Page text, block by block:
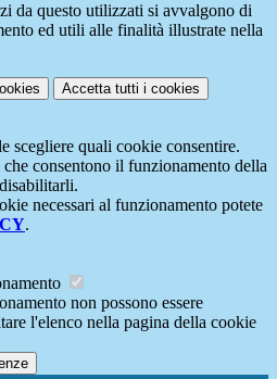
da questo utilizzati si avvalgono di
ed utili alle finalità illustrate nella
Accetta tutti i cookies
scegliere quali cookie consentire.
consentono il funzionamento della
necessari al funzionamento potete
.
non possono essere
l'elenco nella pagina della cookie